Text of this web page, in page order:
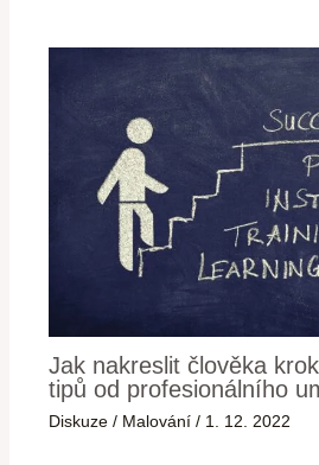
Jak nakreslit člověka
tipů od profesionálního
Diskuze / Malování / 1. 12. 2022